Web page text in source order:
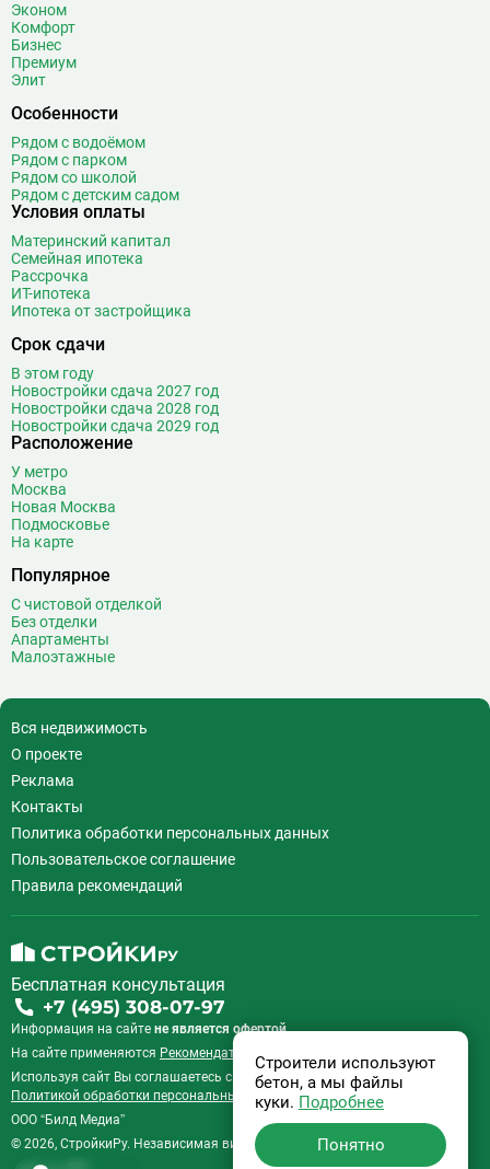
Эконом
Комфорт
Бизнес
Премиум
Элит
Особенности
Рядом с водоёмом
Рядом с парком
Рядом со школой
Рядом с детским садом
Условия оплаты
Материнский капитал
Семейная ипотека
Рассрочка
ИТ-ипотека
Ипотека от застройщика
Срок сдачи
В этом году
Новостройки сдача 2027 год
Новостройки сдача 2028 год
Новостройки сдача 2029 год
Расположение
У метро
Москва
Новая Москва
Подмосковье
На карте
Популярное
С чистовой отделкой
Без отделки
Апартаменты
Малоэтажные
Вся недвижимость
О проекте
Реклама
Контакты
Политика обработки персональных данных
Пользовательское соглашение
Правила рекомендаций
Бесплатная консультация
+7 (495) 308-07-97
Информация на сайте не является офертой.
На сайте применяются Рекомендательные технологии
Используя сайт Вы соглашаетесь с
Пользовательским соглашением
Политикой обработки персональных данных
ООО “Билд Медиа”
© 2026, СтройкиРу. Независимая витрина недвижимости России.
Строители используют
бетон, а мы файлы
куки. Подробнее
Понятно